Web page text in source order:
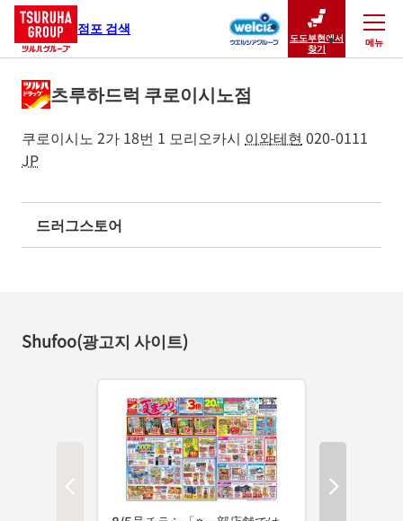
점포 검색
도도부현에서
찾기
메뉴
닫기
츠루하드럭 쿠로이시노점
쿠로이시노 2가 18번 1 모리오카시 이와테현 020-0111
JP
드러그스토어
Shufoo(광고지 사이트)